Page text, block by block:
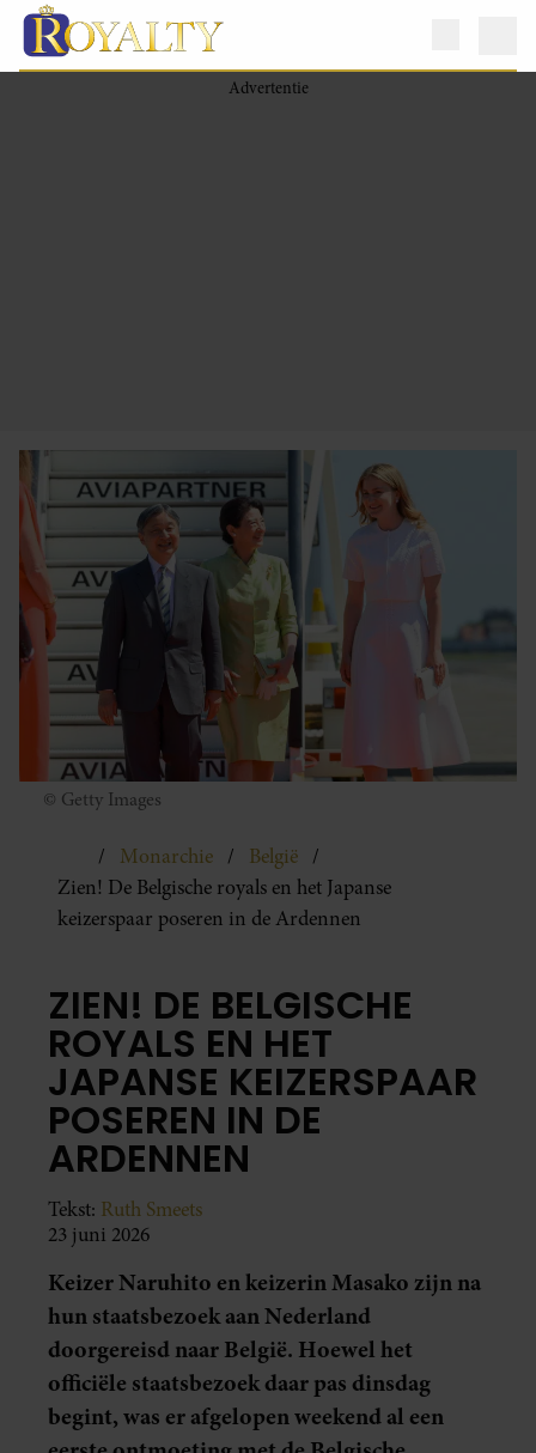
© Getty Images
Monarchie
België
Zien! De Belgische royals en het Japanse
keizerspaar poseren in de Ardennen
ZIEN! DE BELGISCHE
ROYALS EN HET
JAPANSE KEIZERSPAAR
POSEREN IN DE
ARDENNEN
Tekst: Ruth Smeets
23 juni 2026
Keizer Naruhito en keizerin Masako zijn na
hun staatsbezoek aan Nederland
doorgereisd naar België. Hoewel het
officiële staatsbezoek daar pas dinsdag
begint, was er afgelopen weekend al een